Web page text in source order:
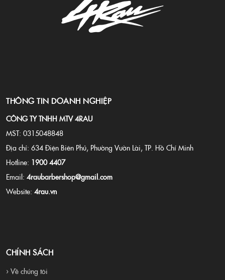
THÔNG TIN DOANH NGHIỆP
CÔNG TY TNHH MTV 4RAU
MST: 0315048848
Địa chỉ: 634 Điện Biên Phủ, Phường Vườn Lài, TP. Hồ Chí Minh
Hotline: 1900 4407
Email: 4raubarbershop@gmail.com
Website: 4rau.vn
CHÍNH SÁCH
› Về chúng tôi